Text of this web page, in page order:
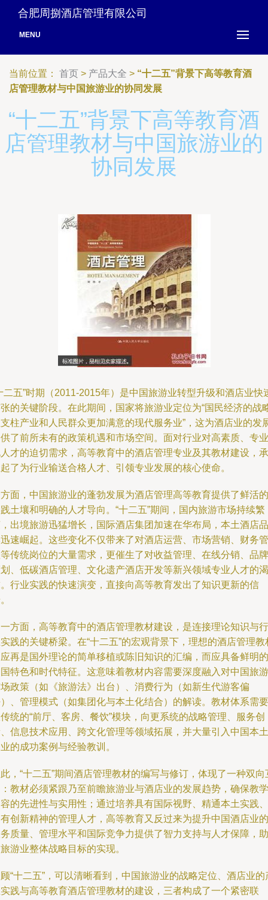
合肥周捌酒店管理有限公司
MENU
当前位置： 首页 > 产品大全 > “十二五”背景下高等教育酒
店管理教材与中国旅游业的协同发展
“十二五”背景下高等教育酒
店管理教材与中国旅游业的
协同发展
二五”时期（2011-2015年）是中国旅游业转型升级和酒店业快
的关键阶段。在此期间，国家将旅游业定位为“国民经济的战
柱产业和人民群众更加满意的现代服务业”，这为酒店业的发
了前所未有的政策机遇和市场空间。面对行业对高素质、专业
才的迫切需求，高等教育中的酒店管理专业及其教材建设，承
了为行业输送合格人才、引领专业发展的核心使命。
面，中国旅游业的蓬勃发展为酒店管理高等教育提供了鲜活的
土壤和明确的人才导向。“十二五”期间，国内旅游市场持续繁
出境旅游迅猛增长，国际酒店集团加速在华布局，本土酒店品
速崛起。这些变化不仅带来了对酒店运营、市场营销、财务管
传统岗位的大量需求，更催生了对收益管理、在线分销、品牌
、低碳酒店管理、文化遗产酒店开发等新兴领域专业人才的渴
行业实践的快速演变，直接向高等教育发出了知识更新的信
方面，高等教育中的酒店管理教材建设，是连接理论知识与行
践的关键桥梁。在“十二五”的宏观背景下，理想的酒店管理教
再是国外理论的简单移植或陈旧知识的汇编，而应具备鲜明的
特色和时代特征。这意味着教材内容需要深度融入对中国旅游
政策（如《旅游法》出台）、消费行为（如新生代游客偏
、管理模式（如集团化与本土化结合）的解读。教材体系需要
统的“前厅、客房、餐饮”模块，向更系统的战略管理、服务创
信息技术应用、跨文化管理等领域拓展，并大量引入中国本土
的成功案例与经验教训。
，“十二五”期间酒店管理教材的编写与修订，体现了一种双向
教材必须紧跟乃至前瞻旅游业与酒店业的发展趋势，确保教学
的先进性与实用性；通过培养具有国际视野、精通本土实践、
创新精神的管理人才，高等教育又反过来为提升中国酒店业的
质量、管理水平和国际竞争力提供了智力支持与人才保障，助
游业整体战略目标的实现。
“十二五”，可以清晰看到，中国旅游业的战略定位、酒店业的
践与高等教育酒店管理教材的建设，三者构成了一个紧密联